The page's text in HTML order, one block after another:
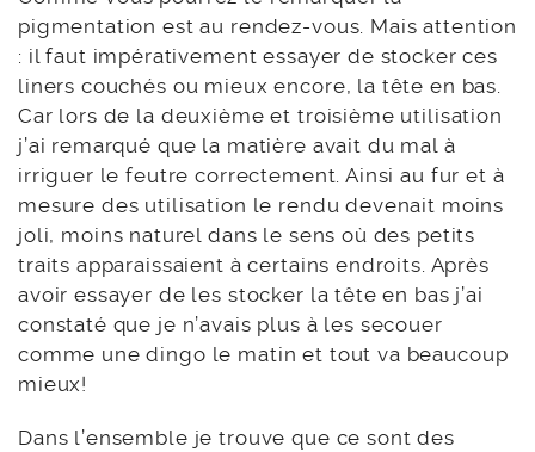
pigmentation est au rendez-vous. Mais attention
: il faut impérativement essayer de stocker ces
liners couchés ou mieux encore, la tête en bas.
Car lors de la deuxième et troisième utilisation
j’ai remarqué que la matière avait du mal à
irriguer le feutre correctement. Ainsi au fur et à
mesure des utilisation le rendu devenait moins
joli, moins naturel dans le sens où des petits
traits apparaissaient à certains endroits. Après
avoir essayer de les stocker la tête en bas j’ai
constaté que je n’avais plus à les secouer
comme une dingo le matin et tout va beaucoup
mieux!
Dans l’ensemble je trouve que ce sont des